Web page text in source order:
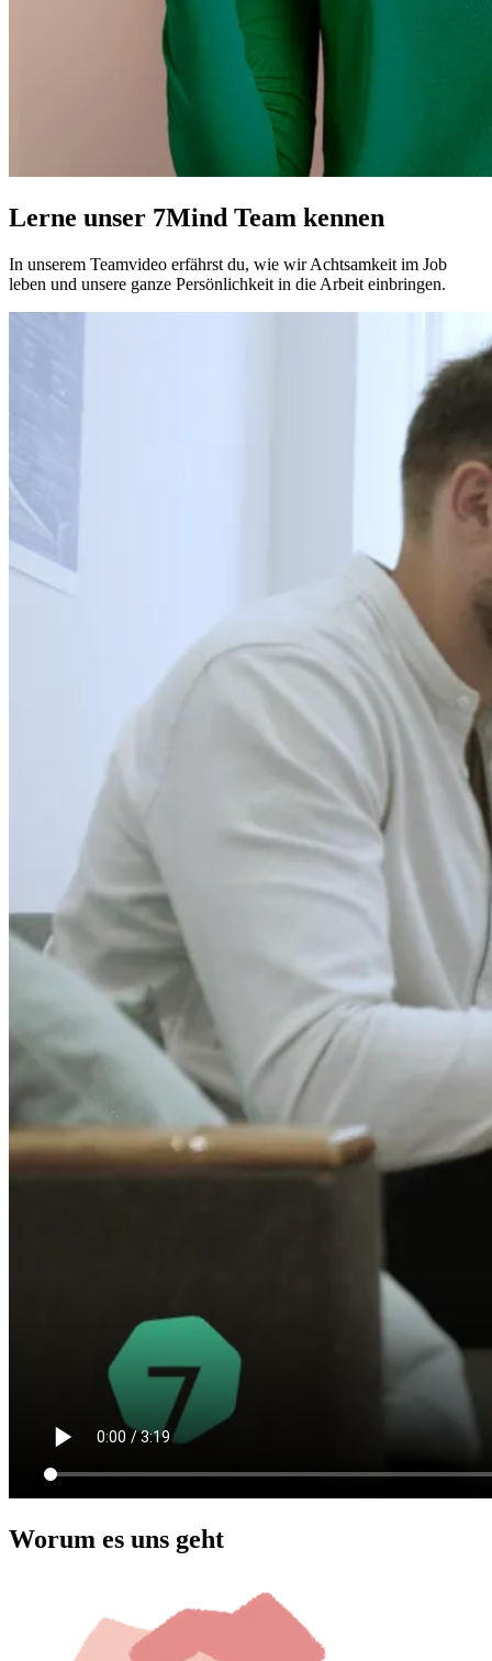
Lerne unser 7Mind Team kennen
In unserem Teamvideo erfährst du, wie wir Achtsamkeit im Job
leben und unsere ganze Persönlichkeit in die Arbeit einbringen.
Worum es uns geht